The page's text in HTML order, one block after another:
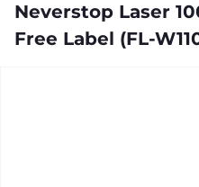
Neverstop Laser
Free Label (FL-